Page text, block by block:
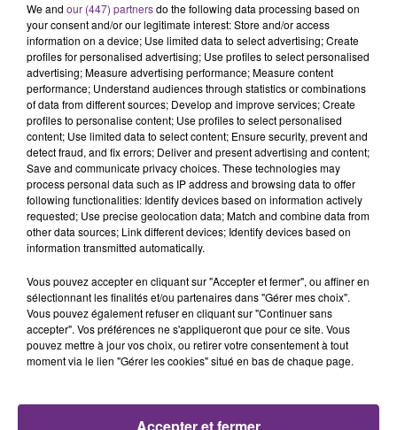
LE MAGASIN JOUÉCLUB DE REIMS FERME
SES PORTES
C'était l'une des institutions du centre-ville
rémois. Le magasin JouéClub est contraint de
fermer ses portes.
TITRES DIFFUSÉS
6h06
6h06 6h03
6h03
We and our (447) partnersdo the following data processing based on
your consent and/or our legitimate interest: Store and/or access
information on a device; Use limited data to select advertising; Create
profiles for personalised advertising; Use profiles to select personalised
advertising; Measure advertising performance; Measure content
performance; Understand audiences through statistics or combinations
of data from different sources; Develop and improve services; Create
profiles to personalise content; Use profiles to select personalised
content; Use limited data to select content; Ensure security, prevent and
detect fraud, and fix errors; Deliver and present advertising and content;
Save and communicate privacy choices. These technologies may
process personal data such as IP address and browsing data to offer
following functionalities: Identify devices based on information actively
requested; Use precise geolocation data; Match and combine data from
other data sources; Link different devices; Identify devices based on
information transmitted automatically.
Vous pouvez accepter en cliquant sur "Accepter et fermer", ou affiner en
sélectionnant les finalités et/ou partenaires dans "Gérer mes choix".
Vous pouvez également refuser en cliquant sur "Continuer sans
accepter". Vos préférences ne s'appliqueront que pour ce site. Vous
pouvez mettre à jour vos choix, ou retirer votre consentement à tout
moment via le lien "Gérer les cookies" situé en bas de chaque page.